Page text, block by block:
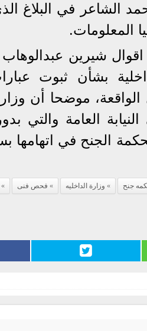
الشاعر في البلاغ
المعلومات.
اقوال شيرين
بشأن ثبوت
موضحا أن
العامة والتي
الجنح في
جنح وزارة الداخليه فحص فنى